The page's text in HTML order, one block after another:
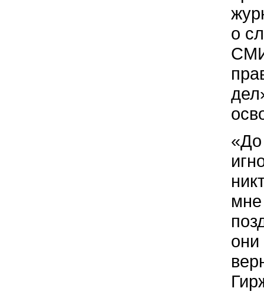
о
«До
они